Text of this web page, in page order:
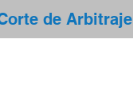
de Arbitraje